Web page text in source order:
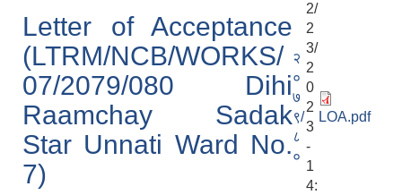
Letter of Acceptance
(LTRM/NCB/WORKS/
07/2079/080 Dihi
Raamchay Sadak
Star Unnati Ward No.
7)
२
०
७
९/
८
०
2/
2
3/
2
0
2
3
-
1
4:
LOA.pdf